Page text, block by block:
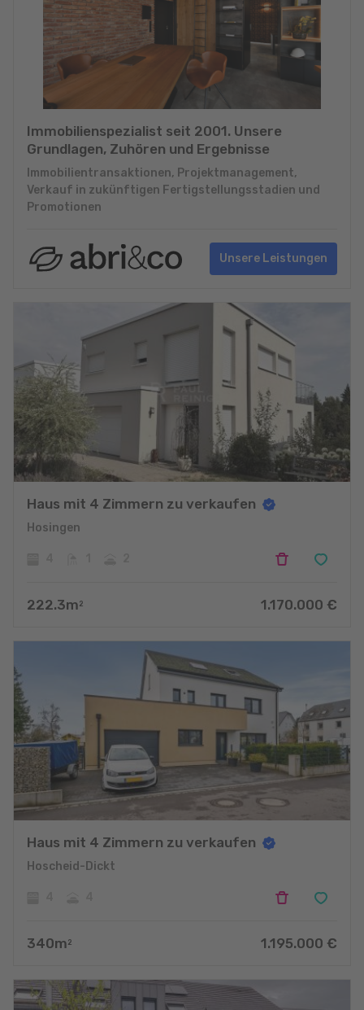
Immobilienspezialist seit 2001. Unsere
Grundlagen, Zuhören und Ergebnisse
Immobilientransaktionen, Projektmanagement,
Verkauf in zukünftigen Fertigstellungsstadien und
Promotionen
Unsere Leistungen
Haus mit 4 Zimmern zu verkaufen
Hosingen
222.3m 2 1.170.000 €
Haus mit 4 Zimmern zu verkaufen
Hoscheid-Dickt
340m 2 1.195.000 €